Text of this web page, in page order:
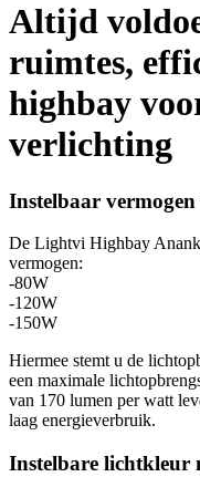
Altijd
ruimtes,
highbay
verlichting
Instelbaar
De Lightvi Highbay
vermogen:
-80W
-120W
-150W
Hiermee stemt u de
een maximale
van 170 lumen per watt
laag energieverbruik.
Instelbare lichtkleur